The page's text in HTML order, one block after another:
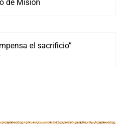
de Misión
el sacrificio”